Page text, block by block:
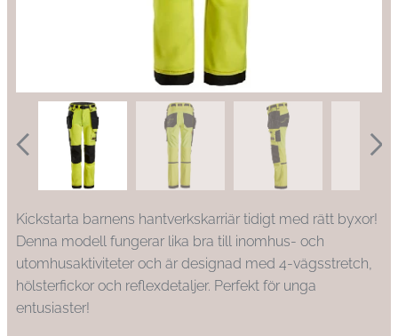
Kickstarta barnens hantverkskarriär tidigt med rätt byxor!
Denna modell fungerar lika bra till inomhus- och
utomhusaktiviteter och är designad med 4-vägsstretch,
hölsterfickor och reflexdetaljer. Perfekt för unga
entusiaster!